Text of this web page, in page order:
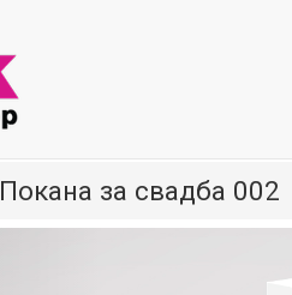
Покана за свадба 002